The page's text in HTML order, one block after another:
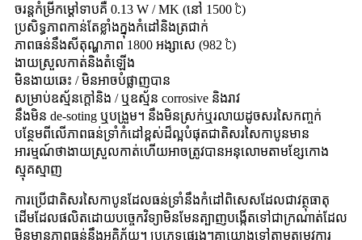
ចរន្តកំម្រីកម្ដៅទាបគឺ 0.13 W / MK (នៅ 1500 ℃)
ប្រសិទ្ធភាពកាន់តែខ្លាំងក្នុងកំដៅនិងត្រជាក់
ភាពធន់នឹងសីតុណ្ហភាព 1800 អង្សាសេ (982 ℃)
ងាយស្រួលកាត់និងតំឡើង
មិនងាយឆេះ / មិនអាចបំផ្លាញបាន
សម្រាប់ឧស្ម័នក្តៅនិង / ឬឧស្ម័ន corrosive និងរាវ
នឹងមិន de-soting ឬបង្រួម។ នឹងមិនស្រក់ឬរលាយដូចសរសៃកញ្ចក់
បន្ថែមពីលើភាពធន់ទ្រាំកំដៅខ្ពស់ដ៏ល្អបំផុតជាតិសរសៃកាបូនមាន
អារម្មណ៍ថាងាយស្រួលកាត់ហើយអាចត្រូវបានអនុលោមតាមខ្សែកោង
ស្មុគស្មាញ
ការប្រើជាតិសរសៃកាបូនដែលធន់ទ្រាំនឹងកំដៅពិសេសដែលជាវត្ថុធាតុ
ដើមដែលផលិតដោយបច្ចេកវិទ្យាមិនមែនត្បាញបង្កើតទៅជាក្រណាត់ដែល
មិនមានភាពធន់នឹងអគ្គិភ័យ។ ប្រភេទផ្សេងៗគ្នាយោងទៅតាមតម្រូវការ